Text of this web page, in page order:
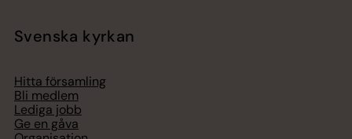
Svenska kyrkan
Hitta församling
Bli medlem
Lediga jobb
Ge en gåva